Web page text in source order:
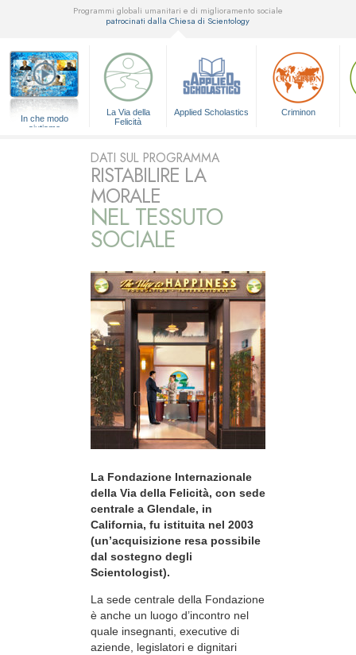
Programmi globali umanitari e di miglioramento sociale
patrocinati dalla Chiesa di Scientology
In che modo
aiutiamo
La Via della
Felicità
Applied Scholastics Criminon
DATI SUL PROGRAMMA
RISTABILIRE LA
MORALE
NEL TESSUTO
SOCIALE
La Fondazione Internazionale
della Via della Felicità, con sede
centrale a Glendale, in
California, fu istituita nel 2003
(un’acquisizione resa possibile
dal sostegno degli
Scientologist).
La sede centrale della Fondazione
è anche un luogo d’incontro nel
quale insegnanti, executive di
aziende, legislatori e dignitari